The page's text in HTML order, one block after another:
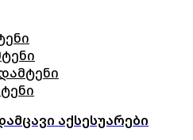
აქსესუარები